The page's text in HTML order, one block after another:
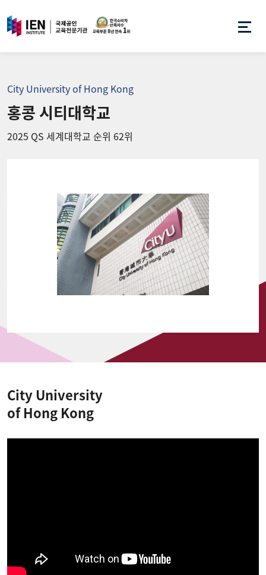
City University of Hong Kong
홍콩 시티대학교
2025 QS 세계대학교 순위 62위
City University
of Hong Kong